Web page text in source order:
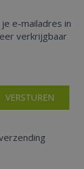
e-mailadres in
verkrijgbaar